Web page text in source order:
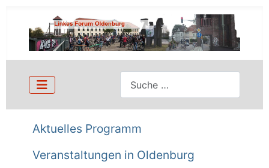
Suchen
Aktuelles Programm
Veranstaltungen in Oldenburg